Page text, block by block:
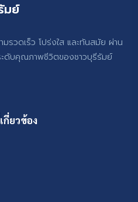
มย์
รวดเร็ว โปร่งใส และทันสมัย ผ่าน
ดับคุณภาพชีวิตของชาวบุรีรัมย์
กี่ยวข้อง